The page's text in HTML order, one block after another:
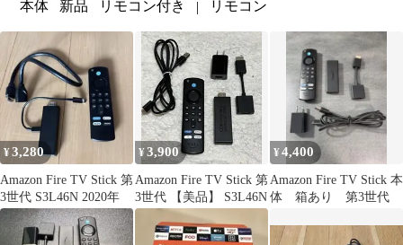
本体 新品 リモコン付き | リモコン
¥3,280
Amazon Fire TV Stick 第
3世代 S3L46N 2020年
¥3,900
Amazon Fire TV Stick 第
3世代 【美品】 S3L46N
¥4,400
Amazon Fire TV Stick 本
体 箱あり 第3世代